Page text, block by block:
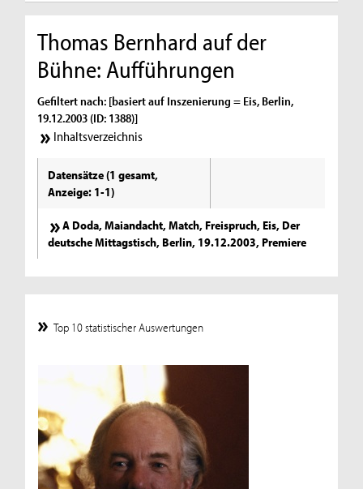
Thomas Bernhard auf der
Bühne: Aufführungen
Gefiltert nach: [basiert auf Inszenierung = Eis, Berlin,
19.12.2003 (ID: 1388)]
Inhaltsverzeichnis
Datensätze (1 gesamt,
Anzeige: 1-1)
A Doda, Maiandacht, Match, Freispruch, Eis, Der
deutsche Mittagstisch, Berlin, 19.12.2003, Premiere
Top 10 statistischer Auswertungen